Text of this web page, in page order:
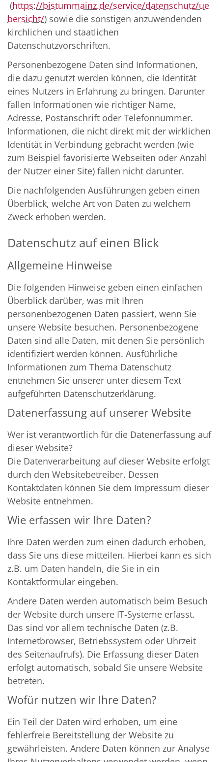
(https://bistummainz.de/service/datenschutz/ue
bersicht/) sowie die sonstigen anzuwendenden
kirchlichen und staatlichen
Datenschutzvorschriften.
Personenbezogene Daten sind Informationen,
die dazu genutzt werden können, die Identität
eines Nutzers in Erfahrung zu bringen. Darunter
fallen Informationen wie richtiger Name,
Adresse, Postanschrift oder Telefonnummer.
Informationen, die nicht direkt mit der wirklichen
Identität in Verbindung gebracht werden (wie
zum Beispiel favorisierte Webseiten oder Anzahl
der Nutzer einer Site) fallen nicht darunter.
Die nachfolgenden Ausführungen geben einen
Überblick, welche Art von Daten zu welchem
Zweck erhoben werden.
Datenschutz auf einen Blick
Allgemeine Hinweise
Die folgenden Hinweise geben einen einfachen
Überblick darüber, was mit Ihren
personenbezogenen Daten passiert, wenn Sie
unsere Website besuchen. Personenbezogene
Daten sind alle Daten, mit denen Sie persönlich
identifiziert werden können. Ausführliche
Informationen zum Thema Datenschutz
entnehmen Sie unserer unter diesem Text
aufgeführten Datenschutzerklärung.
Datenerfassung auf unserer Website
Wer ist verantwortlich für die Datenerfassung auf
dieser Website?
Die Datenverarbeitung auf dieser Website erfolgt
durch den Websitebetreiber. Dessen
Kontaktdaten können Sie dem Impressum dieser
Website entnehmen.
Wie erfassen wir Ihre Daten?
Ihre Daten werden zum einen dadurch erhoben,
dass Sie uns diese mitteilen. Hierbei kann es sich
z.B. um Daten handeln, die Sie in ein
Kontaktformular eingeben.
Andere Daten werden automatisch beim Besuch
der Website durch unsere IT-Systeme erfasst.
Das sind vor allem technische Daten (z.B.
Internetbrowser, Betriebssystem oder Uhrzeit
des Seitenaufrufs). Die Erfassung dieser Daten
erfolgt automatisch, sobald Sie unsere Website
betreten.
Wofür nutzen wir Ihre Daten?
Ein Teil der Daten wird erhoben, um eine
fehlerfreie Bereitstellung der Website zu
gewährleisten. Andere Daten können zur Analyse